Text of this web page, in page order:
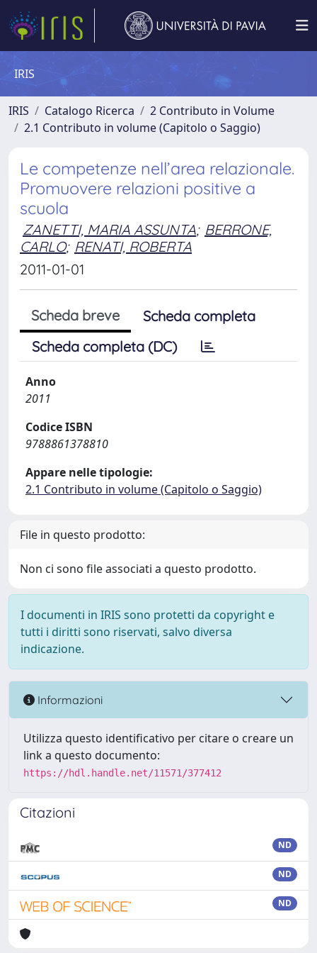
IRIS
IRIS Catalogo Ricerca
2 Contributo in Volume
2.1 Contributo in volume (Capitolo o Saggio)
Le competenze nell’area relazionale.
Promuovere relazioni positive a
scuola
ZANETTI, MARIA ASSUNTA; BERRONE,
CARLO; RENATI, ROBERTA
2011-01-01
Scheda breve
Scheda completa
Scheda completa (DC)
Anno
2011
Codice ISBN
9788861378810
Appare nelle tipologie:
2.1 Contributo in volume (Capitolo o Saggio)
File in questo prodotto:
Non ci sono file associati a questo prodotto.
I documenti in IRIS sono protetti da copyright e
tutti i diritti sono riservati, salvo diversa
indicazione.
Informazioni
Utilizza questo identificativo per citare o creare un
link a questo documento:
https://hdl.handle.net/11571/377412
Citazioni
ND
ND
ND